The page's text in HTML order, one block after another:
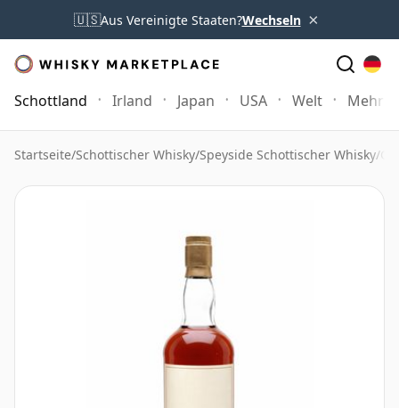
🇺🇸Aus Vereinigte Staaten?Wechseln ×
Schottland Irland Japan USA Welt Mehr
Startseite/Schottischer Whisky/Speyside Schottischer Whisky/